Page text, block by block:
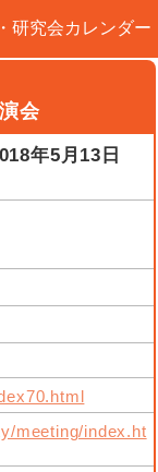
研究会カレンダー
会
年5月13日
meeting/index.ht